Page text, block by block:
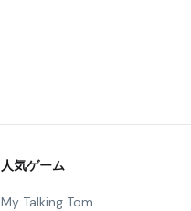
人気ゲーム
My Talking Tom